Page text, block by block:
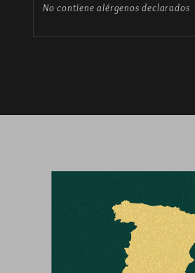
No contiene alérgenos declarados